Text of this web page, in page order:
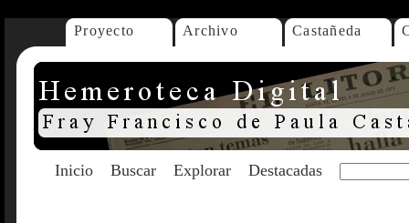
Proyecto Archivo Castañeda
Inicio Buscar Explorar Destacadas